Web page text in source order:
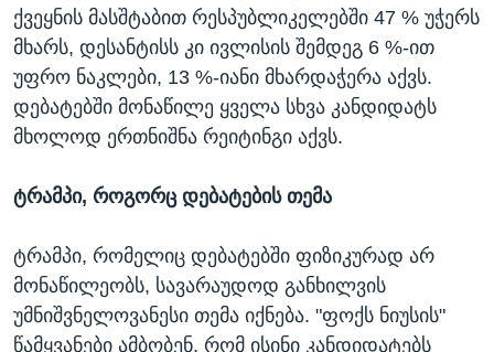
ქვეყნის მასშტაბით რესპუბლიკელებში 47 % უჭერს
მხარს, დესანტისს კი ივლისის შემდეგ 6 %-ით
უფრო ნაკლები, 13 %-იანი მხარდაჭერა აქვს.
დებატებში მონაწილე ყველა სხვა კანდიდატს
მხოლოდ ერთნიშნა რეიტინგი აქვს.
ტრამპი, როგორც დებატების თემა
ტრამპი, რომელიც დებატებში ფიზიკურად არ
მონაწილეობს, სავარაუდოდ განხილვის
უმნიშვნელოვანესი თემა იქნება. "ფოქს ნიუსის"
წამყვანები ამბობენ, რომ ისინი კანდიდატებს